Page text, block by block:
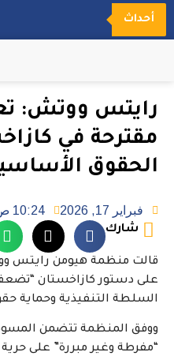
أحداث
رايتس ووتش:
مقترحة في
الحقوق
فبراير 17, 2026 10:24 ص
شارك
قالت منظمة هيومن رايتس
على دستور كازاخستان
السلطة التنفيذية وحماية
ووفق المنظمة تتضمن
“مفرطة وغير مبررة” على